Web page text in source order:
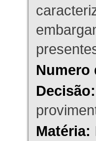
Numero
Decisão:
Matéria: